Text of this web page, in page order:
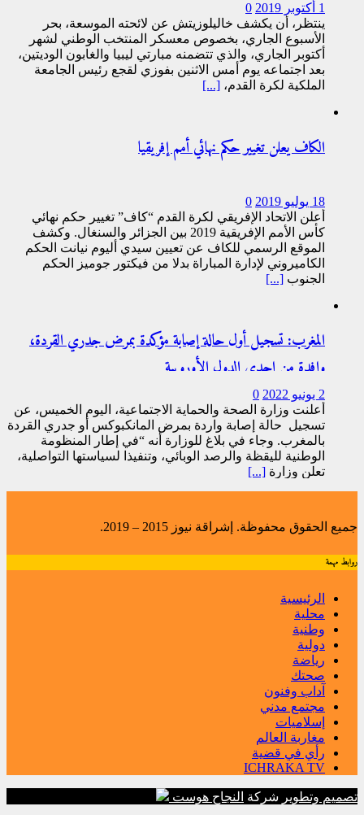
1 أكتوبر 2019
0
ينتظر، أن يكشف خاليلوزيتش عن لائحته الموسعة، بحر
الأسبوع الجاري، بخصوص معسكر المنتخب الوطني لشهر
أكتوبر الجاري، والذي تتضمنه مبارتي ليبيا والغابون الوديتين،
بعد اجتماعه يوم أمس الاثنين بفوزي لقجع رئيس الجامعة
الملكية لكرة القدم، [...]
الكاف يعلن تغيير حكم نهائي أمم إفريقيا
18 يوليو 2019
0
أعلن الاتحاد الإفريقي لكرة القدم “كاف” تغيير حكم نهائي
كأس الأمم الإفريقية 2019 بين الجزائر والسنغال. وكشف
الموقع الرسمي للكاف عن تعيين سيدي أليوم نيانت الحكم
الكاميروني لإدارة المباراة بدلا من فيكتور جوميز الحكم
الجنوب [...]
المغرب: تسجيل أول حالة إصابة مؤكدة بمرض جدري القردة،
وافدة من إحدى الدول الأوروبية
2 يونيو 2022
0
أعلنت وزارة الصحة والحماية الاجتماعية، اليوم الخميس، عن
تسجيل حالة إصابة واردة بمرض المانكبوكس أو جدري القردة
بالمغرب. وجاء في بلاغ للوزارة أنه “في إطار المنظومة
الوطنية لليقظة والرصد الوبائي، وتنفيذا لسياستها التواصلية،
تعلن وزارة [...]
جميع الحقوق محفوظة. إشراقة نيوز 2015 – 2019.
روابط مهمة
الرئيسية
محلية
وطنية
دولية
رياضة
صحتك
آداب وفنون
مجتمع مدني
إسلاميات
مغاربة العالم
رأي في قضية
ICHRAKA TV
تصميم وتطوير شركة النجاح هوست